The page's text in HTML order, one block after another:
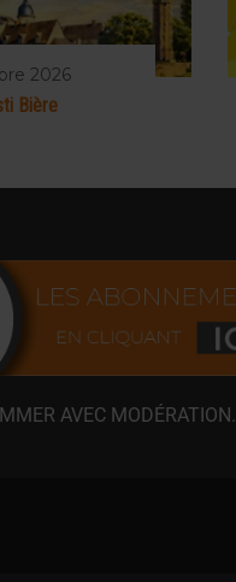
2026
Bière
AVEC MODÉRATION.